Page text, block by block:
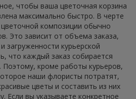
чтобы ваша цветочная корзина
максимально быстро. В черте
композиции обычно
Это зависит от объема заказа,
загруженности курьерской
что каждый заказ собирается
Поэтому, кроме работы курьеров,
наши флористы потратят,
цветы и составить из них
Если вы указываете конкретное